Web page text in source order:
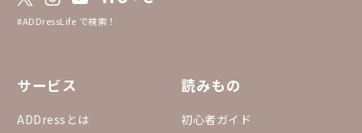
#ADDressLife で検索！
サービス
ADDressとは
読みもの
初心者ガイド